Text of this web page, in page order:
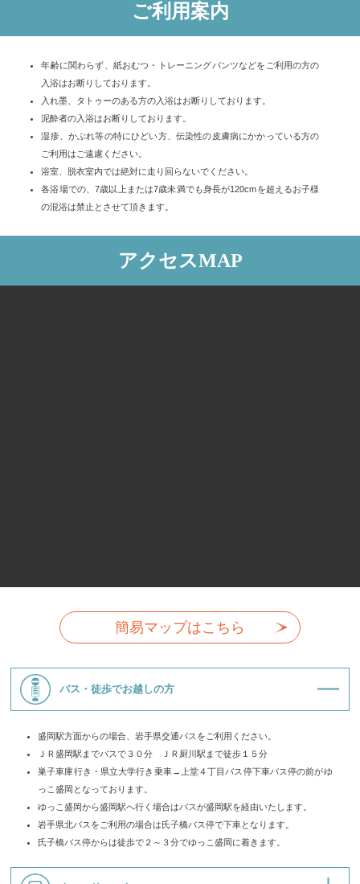
ご利用案内
年齢に関わらず、紙おむつ・トレーニングパンツなどをご利用の方の
入浴はお断りしております。
入れ墨、タトゥーのある方の入浴はお断りしております。
泥酔者の入浴はお断りしております。
湿疹、かぶれ等の特にひどい方、伝染性の皮膚病にかかっている方の
ご利用はご遠慮ください。
浴室、脱衣室内では絶対に走り回らないでください。
各浴場での、7歳以上または7歳未満でも身長が120cmを超えるお子様
の混浴は禁止とさせて頂きます。
アクセスMAP
簡易マップはこちら
バス・徒歩でお越しの方
盛岡駅方面からの場合、岩手県交通バスをご利用ください。
ＪＲ盛岡駅までバスで３０分 ＪＲ厨川駅まで徒歩１５分
巣子車庫行き・県立大学行き乗車→上堂４丁目バス停下車バス停の前がゆ
っこ盛岡となっております。
ゆっこ盛岡から盛岡駅へ行く場合はバスが盛岡駅を経由いたします。
岩手県北バスをご利用の場合は氏子橋バス停で下車となります。
氏子橋バス停からは徒歩で２～３分でゆっこ盛岡に着きます。